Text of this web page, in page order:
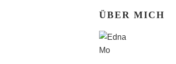
ÜBER MICH